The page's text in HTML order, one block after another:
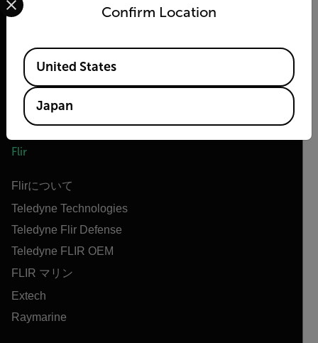
Flir
Flirについて
Teledyne Technologies
Teledyne Flir Defense
Teledyne FLIR OEM
FLIR マリン
Extech
Raymarine
Confirm Location
Available Locations
United States
Japan